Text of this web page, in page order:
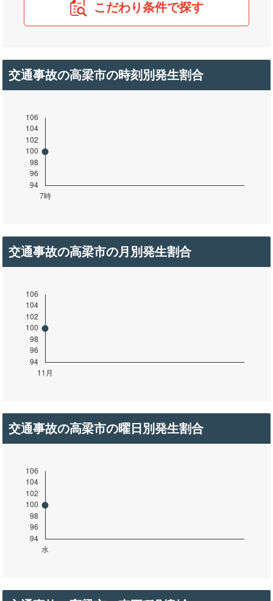
こだわり条件で探す
交通事故の高梁市の時刻別発生割合
交通事故の高梁市の月別発生割合
交通事故の高梁市の曜日別発生割合